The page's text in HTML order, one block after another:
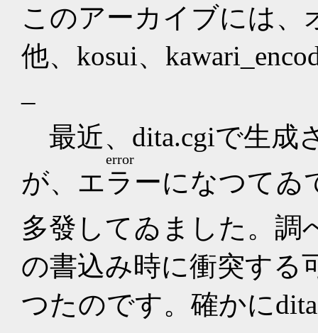
このアーカイブには
他、kosui、
最近、dita.cgiで生成
が、 エラー
error
になつてゐ
多發してゐました。調
の書込み時に衝突する
つたのです。確かに